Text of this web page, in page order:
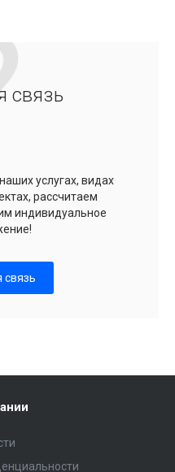
связь
услугах, видах
рассчитаем
индивидуальное
связь